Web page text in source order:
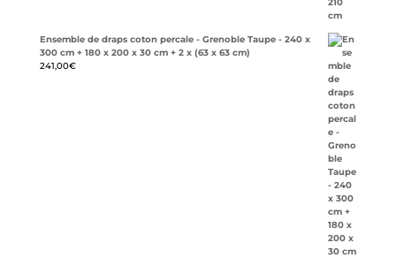
Ensemble de draps coton percale - Grenoble Taupe - 240 x
300 cm + 180 x 200 x 30 cm + 2 x (63 x 63 cm)
241,00€